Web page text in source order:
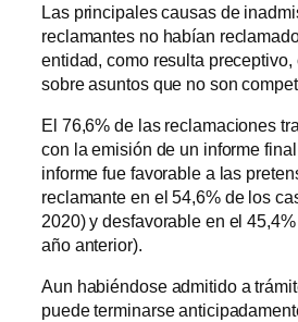
Las principales causas de
reclamantes no habían
entidad, como resulta preceptivo,
sobre asuntos que no son
El 76,6% de las reclamaciones
con la emisión de un informe
informe fue favorable a las
reclamante en el 54,6% de los
2020) y desfavorable en el
año anterior).
Aun habiéndose admitido a
puede terminarse